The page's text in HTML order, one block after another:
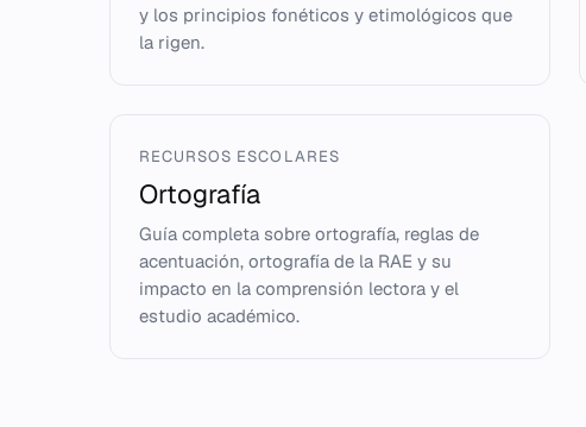
y los principios fonéticos y etimológicos que
la rigen.
RECURSOS ESCOLARES
Ortografía
Guía completa sobre ortografía, reglas de
acentuación, ortografía de la RAE y su
impacto en la comprensión lectora y el
estudio académico.